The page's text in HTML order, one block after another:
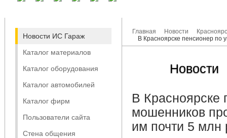
Новости ИС Гараж
Каталог материалов
Каталог оборудования
Каталог автомобилей
Каталог фирм
Пользователи сайта
Стена общения
Главная Новости
В Красноярске пенсионер по
Новости
В Красноярске
мошенников
им почти 5 млн